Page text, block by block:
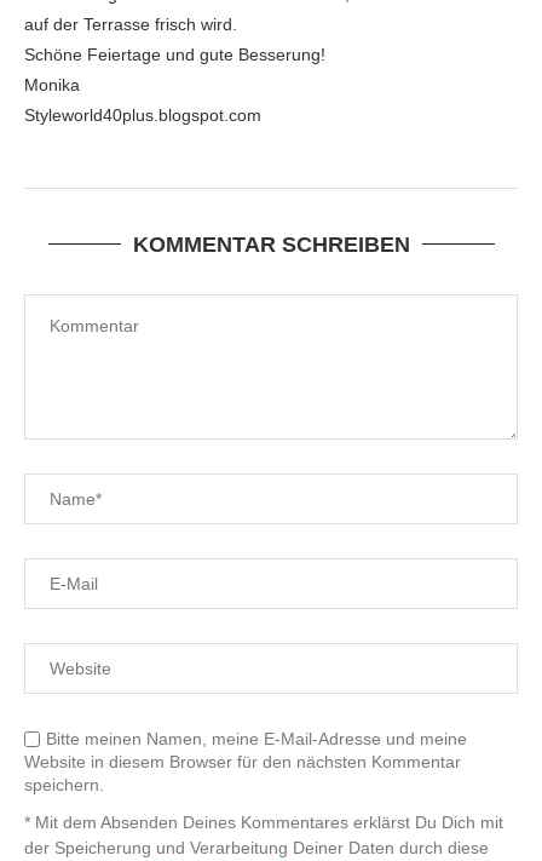
auf der Terrasse frisch wird.
Schöne Feiertage und gute Besserung!
Monika
Styleworld40plus.blogspot.com
KOMMENTAR SCHREIBEN
Bitte meinen Namen, meine E-Mail-Adresse und meine
Website in diesem Browser für den nächsten Kommentar
speichern.
* Mit dem Absenden Deines Kommentares erklärst Du Dich mit
der Speicherung und Verarbeitung Deiner Daten durch diese